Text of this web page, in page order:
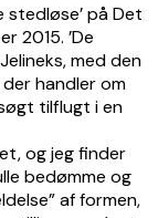
stedløse’ på Det
2015. ’De
med den
handler om
tilflugt i en
og jeg finder
bedømme og
af formen,